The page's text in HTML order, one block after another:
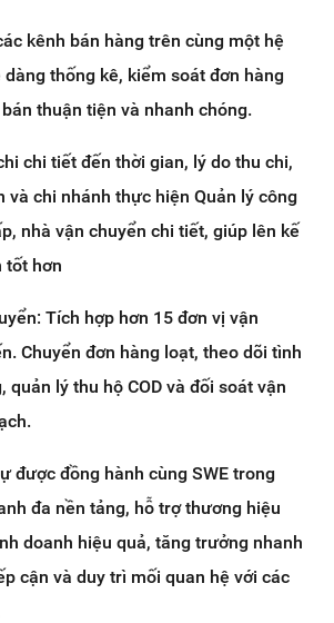
kênh bán hàng trên cùng một hệ
thống kê, kiểm soát đơn hàng
thuận tiện và nhanh chóng.
chi tiết đến thời gian, lý do thu chi,
và chi nhánh thực hiện Quản lý công
nhà vận chuyển chi tiết, giúp lên kế
tốt hơn
Tích hợp hơn 15 đơn vị vận
Chuyển đơn hàng loạt, theo dõi tình
quản lý thu hộ COD và đối soát vận
được đồng hành cùng SWE trong
đa nền tảng, hỗ trợ thương hiệu
doanh hiệu quả, tăng trưởng nhanh
cận và duy trì mối quan hệ với các